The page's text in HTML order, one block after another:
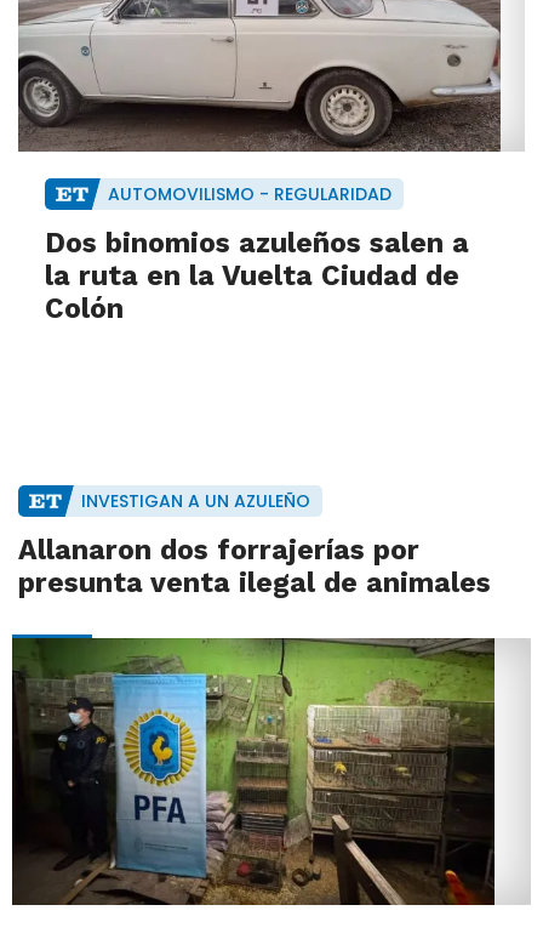
AUTOMOVILISMO - REGULARIDAD
Dos binomios azuleños salen a
la ruta en la Vuelta Ciudad de
Colón
INVESTIGAN A UN AZULEÑO
Allanaron dos forrajerías por
presunta venta ilegal de animales